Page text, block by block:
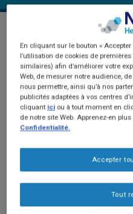
DÉNUTRITION
En cliquant sur le bouton «
l’utilisation de cookies de
similaires) afin d’améliorer votre
Web, de mesurer notre audience,
nous permettre, ainsi qu’à nos
publicités adaptées à vos centres
cliquant ici ou à tout moment en
de notre site Web. Apprenez-en
Confidentialité.
Tout
Accepter